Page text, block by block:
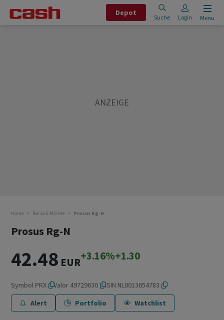
Depot
Suche Login Menu
Home Börse & Märkte Prosus Rg-N
Prosus Rg-N
42.48 EUR+3.16%+1.30
Symbol PRX Valor 49729630 ISIN NL0013654783
Alert
Portfolio Watchlist